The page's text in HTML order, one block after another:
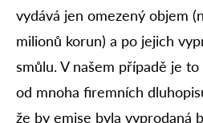
vydává jen omezený objem
milionů korun) a po jejich
smůlu. V našem případě je
od mnoha firemních
že by emise byla vyprodaná